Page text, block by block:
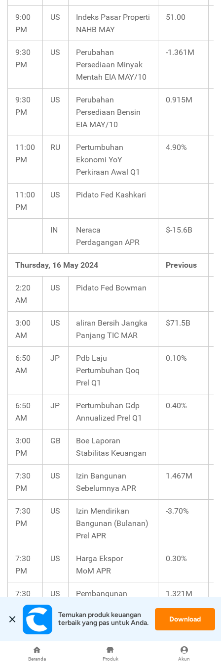
Beranda Produk Akun
9:00
PM
US
Indeks Pasar Properti
NAHB MAY
51.00
9:30
PM
US
Perubahan
Persediaan Minyak
Mentah EIA MAY/10
-1.361M
9:30
PM
US
Perubahan
Persediaan Bensin
EIA MAY/10
0.915M
11:00
PM
RU
Pertumbuhan
Ekonomi YoY
Perkiraan Awal Q1
4.90%
11:00
PM
US Pidato Fed Kashkari
IN
Neraca
Perdagangan APR
$-15.6B
Thursday, 16 May 2024 Previous
2:20
AM
US Pidato Fed Bowman
3:00
AM
US
aliran Bersih Jangka
Panjang TIC MAR
$71.5B
6:50
AM
JP
Pdb Laju
Pertumbuhan Qoq
Prel Q1
0.10%
6:50
AM
JP
Pertumbuhan Gdp
Annualized Prel Q1
0.40%
3:00
PM
GB
Boe Laporan
Stabilitas Keuangan
7:30
PM
US
Izin Bangunan
Sebelumnya APR
1.467M
7:30
PM
US
Izin Mendirikan
Bangunan (Bulanan)
Prel APR
-3.70%
7:30
PM
US
Harga Ekspor
MoM APR
0.30%
7:30
PM
US
Pembangunan
1.321M
7:30
US
Housing Starts
-14.70%
Temukan produk keuangan
terbaik yang pas untuk Anda.
Download